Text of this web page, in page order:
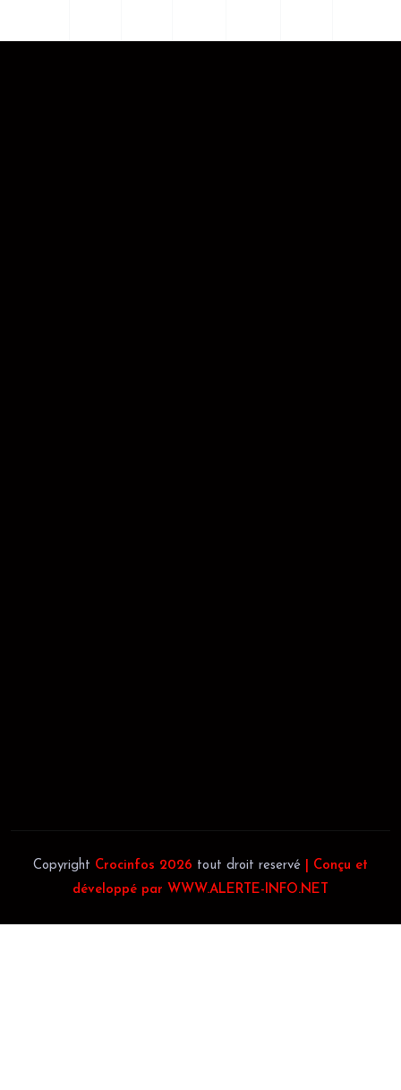
Copyright Crocinfos 2026 tout droit reservé
| Conçu et
développé par WWW.ALERTE-INFO.NET